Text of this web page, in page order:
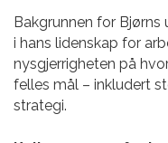
Bakgrunnen for
i hans lidenskap for
nysgjerrigheten på
felles mål – inkludert
strategi.